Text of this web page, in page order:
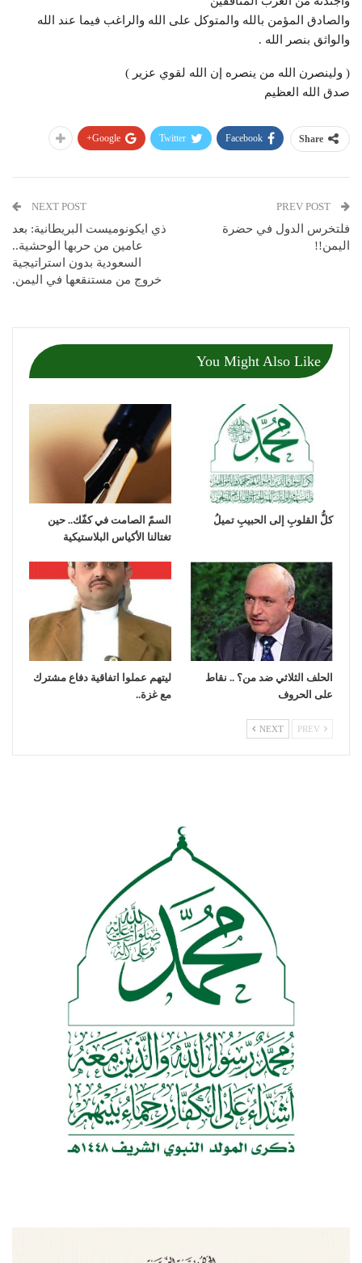
والصادق المؤمن بالله والمتوكل على الله والراغب فيما عند الله
والواثق بنصر الله .
( ولينصرن الله من ينصره إن الله لقوي عزير )
صدق الله العظيم
Share
Facebook
Twitter
Google+
فلتخرس الدول في حضرة
اليمن!!
NEXT POST
ذي ايكونوميست البريطانية: بعد
عامين من حربها الوحشية..
السعودية بدون استراتيجية
خروج من مستنقعها في اليمن.
You Might Also Like
كلُّ القلوبِ إلى الحبيبِ تميلُ
السمّ الصامت في كفّك.. حين
تغتالنا الأكياس البلاستيكية
الحلف الثلاثي ضد من؟ .. نقاط
على الحروف
ليتهم عملوا اتفاقية دفاع مشترك
مع غزة..
NEXT